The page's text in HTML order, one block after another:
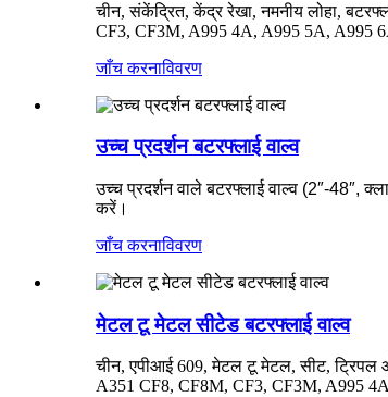
चीन, संकेंद्रित, केंद्र रेखा, नमनीय लोहा,
CF3, CF3M, A995 4A, A995 5A, A995
जाँच करनाविवरण
उच्च प्रदर्शन बटरफ्लाई वाल्व
उच्च प्रदर्शन वाले बटरफ्लाई वाल्व (2″-48″,
करें।
जाँच करनाविवरण
मेटल टू मेटल सीटेड बटरफ्लाई वाल्व
चीन, एपीआई 609, मेटल टू मेटल, सीट, ट्रिपल
A351 CF8, CF8M, CF3, CF3M, A995